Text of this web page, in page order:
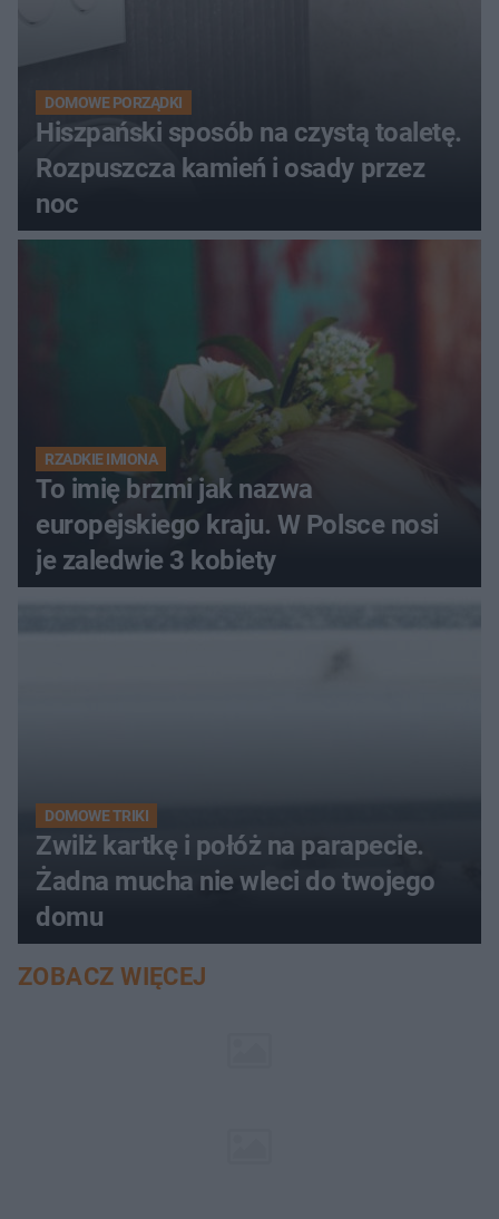
DOMOWE PORZĄDKI
Hiszpański sposób na czystą toaletę.
Rozpuszcza kamień i osady przez
noc
RZADKIE IMIONA
To imię brzmi jak nazwa
europejskiego kraju. W Polsce nosi
je zaledwie 3 kobiety
DOMOWE TRIKI
Zwilż kartkę i połóż na parapecie.
Żadna mucha nie wleci do twojego
domu
ZOBACZ WIĘCEJ